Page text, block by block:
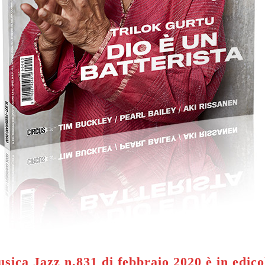
Jazz n.831 di febbraio 2020 è in